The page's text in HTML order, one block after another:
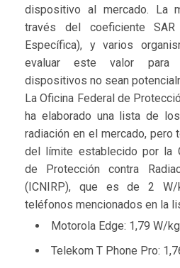
dispositivo al mercado. La
través del coeficiente
Específica), y varios
evaluar este valor para
dispositivos no sean
La Oficina Federal de
ha elaborado una lista de
radiación en el mercado, pero
del límite establecido por la
de Protección contra
(ICNIRP), que es de 2
teléfonos mencionados en la
Motorola Edge: 1,79 W/kg
Telekom T Phone Pro: